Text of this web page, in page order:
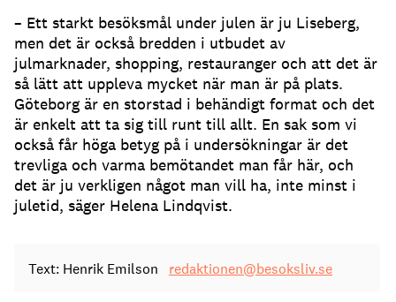
– Ett starkt besöksmål under julen är ju Liseberg,
men det är också bredden i utbudet av
julmarknader, shopping, restauranger och att det är
så lätt att uppleva mycket när man är på plats.
Göteborg är en storstad i behändigt format och det
är enkelt att ta sig till runt till allt. En sak som vi
också får höga betyg på i undersökningar är det
trevliga och varma bemötandet man får här, och
det är ju verkligen något man vill ha, inte minst i
juletid, säger Helena Lindqvist.
Text: Henrik Emilson redaktionen@besoksliv.se